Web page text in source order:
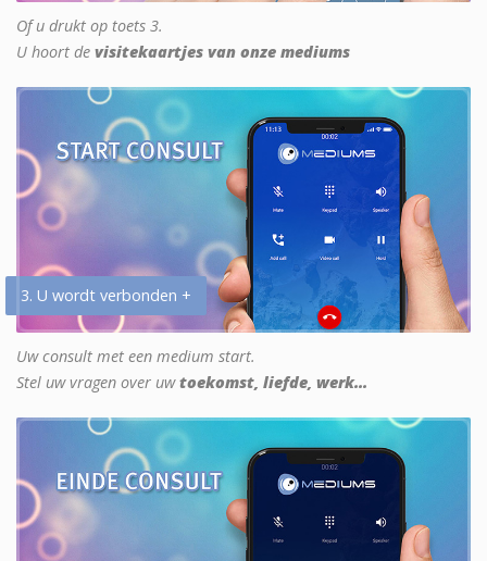
Of u drukt op toets 3.
U hoort de visitekaartjes van onze mediums
3. U wordt verbonden +
Uw consult met een medium start.
Stel uw vragen over uwtoekomst, liefde, werk...